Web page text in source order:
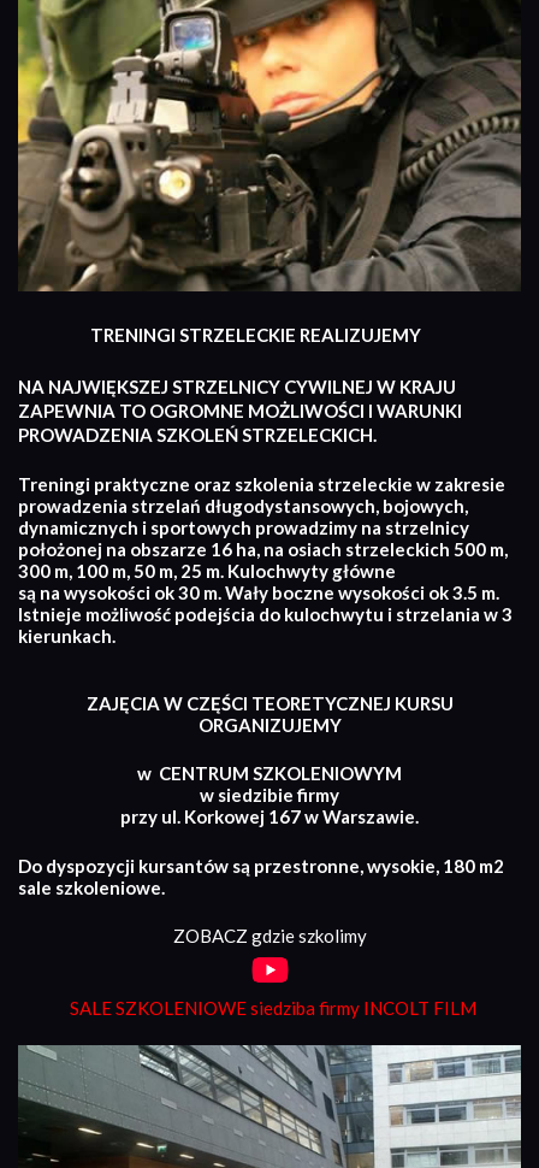
TRENINGI STRZELECKIE REALIZUJEMY
NA NAJWIĘKSZEJ STRZELNICY CYWILNEJ W KRAJU
ZAPEWNIA TO OGROMNE MOŻLIWOŚCI I WARUNKI
PROWADZENIA SZKOLEŃ STRZELECKICH.
Treningi praktyczne oraz szkolenia strzeleckie w zakresie
prowadzenia strzelań długodystansowych, bojowych,
dynamicznych i sportowych prowadzimy na strzelnicy
położonej na obszarze 16 ha, na osiach strzeleckich 500 m,
300 m, 100 m, 50 m, 25 m. Kulochwyty główne
są na wysokości ok 30 m. Wały boczne wysokości ok 3.5 m.
Istnieje możliwość podejścia do kulochwytu i strzelania w 3
kierunkach.
ZAJĘCIA W CZĘŚCI TEORETYCZNEJ KURSU
ORGANIZUJEMY
w CENTRUM SZKOLENIOWYM
w siedzibie firmy
przy ul. Korkowej 167 w Warszawie.
Do dyspozycji kursantów są przestronne, wysokie, 180 m2
sale szkoleniowe.
ZOBACZ gdzie szkolimy
SALE SZKOLENIOWE siedziba firmy INCOLT FILM